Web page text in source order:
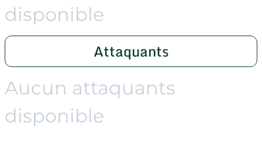
disponible
Attaquants
Aucun attaquants
disponible